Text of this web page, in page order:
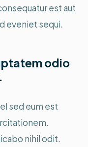
est aut
eveniet sequi.
odio
sed eum est
nihil odit.